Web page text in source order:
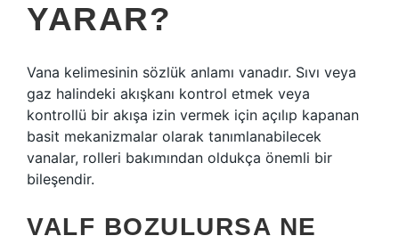
YARAR?
Vana kelimesinin sözlük anlamı vanadır. Sıvı veya
gaz halindeki akışkanı kontrol etmek veya
kontrollü bir akışa izin vermek için açılıp kapanan
basit mekanizmalar olarak tanımlanabilecek
vanalar, rolleri bakımından oldukça önemli bir
bileşendir.
VALF BOZULURSA NE